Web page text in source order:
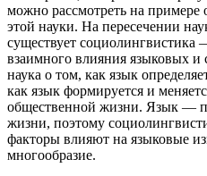
можно рассмотреть на примере
этой науки. На пересечении
существует социолингвистика
взаимного влияния языковых и
наука о том, как язык
как язык формируется и
общественной жизни. Язык —
жизни, поэтому
факторы влияют на языковые
многообразие.